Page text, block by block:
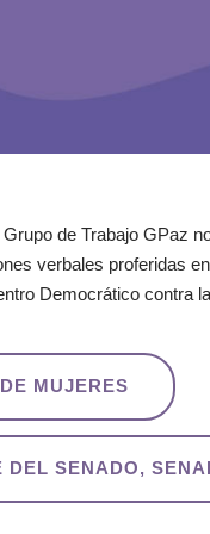
de Trabajo GPaz
verbales proferidas
Democrático contra
MUJERES
DEL SENADO,